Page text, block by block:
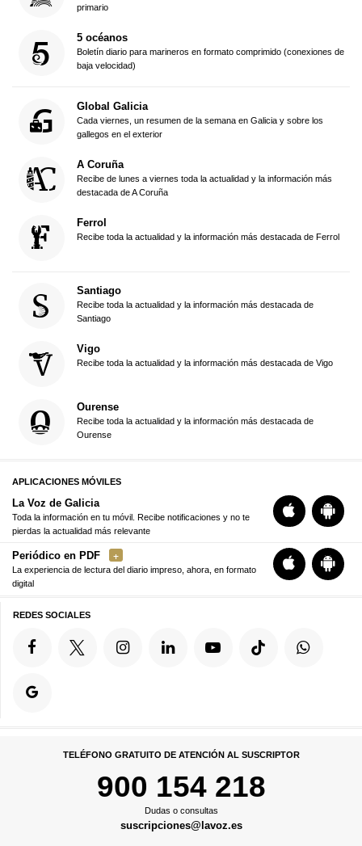
primario
5 océanos
Boletín diario para marineros en formato comprimido (conexiones de
baja velocidad)
Global Galicia
Cada viernes, un resumen de la semana en Galicia y sobre los
gallegos en el exterior
A Coruña
Recibe de lunes a viernes toda la actualidad y la información más
destacada de A Coruña
Ferrol
Recibe toda la actualidad y la información más destacada de Ferrol
Santiago
Recibe toda la actualidad y la información más destacada de
Santiago
Vigo
Recibe toda la actualidad y la información más destacada de Vigo
Ourense
Recibe toda la actualidad y la información más destacada de
Ourense
APLICACIONES MÓVILES
La Voz de Galicia
Toda la información en tu móvil. Recibe notificaciones y no te
pierdas la actualidad más relevante
Periódico en PDF
La experiencia de lectura del diario impreso, ahora, en formato
digital
REDES SOCIALES
TELÉFONO GRATUITO DE ATENCIÓN AL SUSCRIPTOR
900 154 218
Dudas o consultas
suscripciones@lavoz.es